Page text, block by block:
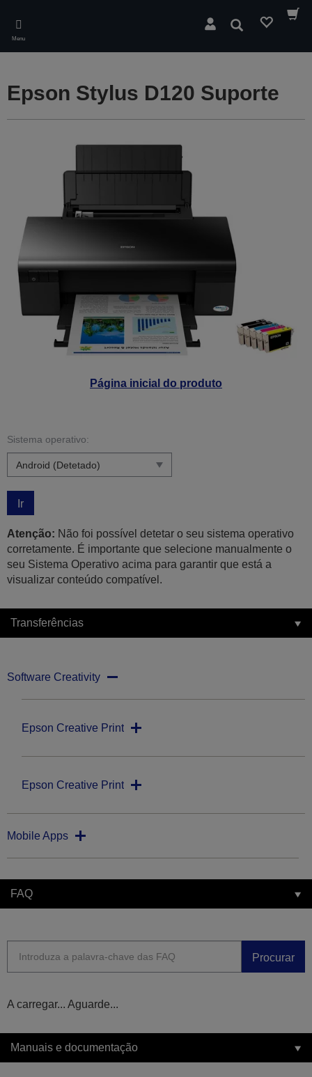
main
content
Menu
Pesquisar
Página inicial do produto
Epson Stylus D120 Suporte
Sistema operativo:
Ir
Atenção: Não foi possível detetar o seu sistema operativo
corretamente. É importante que selecione manualmente o
seu Sistema Operativo acima para garantir que está a
visualizar conteúdo compatível.
Transferências
Software Creativity
Epson Creative Print
Epson Creative Print
Mobile Apps
FAQ
Procurar
A carregar... Aguarde...
Manuais e documentação